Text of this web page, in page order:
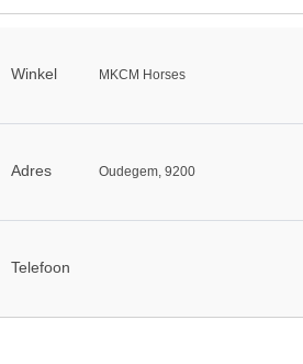
Winkel MKCM Horses
Adres Oudegem, 9200
Telefoon